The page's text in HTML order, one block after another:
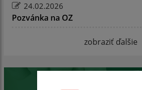
24.02.2026
Pozvánka na OZ
zobraziť ďalšie